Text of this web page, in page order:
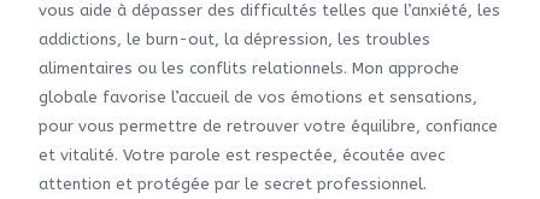
vous aide à dépasser des difficultés telles que l’anxiété, les
addictions, le burn-out, la dépression, les troubles
alimentaires ou les conflits relationnels. Mon approche
globale favorise l’accueil de vos émotions et sensations,
pour vous permettre de retrouver votre équilibre, confiance
et vitalité. Votre parole est respectée, écoutée avec
attention et protégée par le secret professionnel.